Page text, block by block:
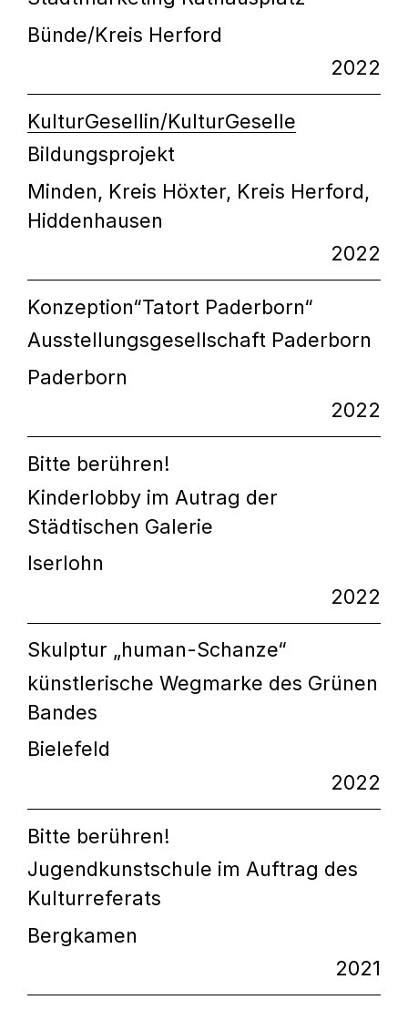
Bünde/Kreis Herford
2022
KulturGesellin/KulturGeselle
Bildungsprojekt
Minden, Kreis Höxter, Kreis Herford,
Hiddenhausen
2022
Konzeption“Tatort Paderborn“
Ausstellungsgesellschaft Paderborn
Paderborn
2022
Bitte berühren!
Kinderlobby im Autrag der
Städtischen Galerie
Iserlohn
2022
Skulptur „human-Schanze“
künstlerische Wegmarke des Grünen
Bandes
Bielefeld
2022
Bitte berühren!
Jugendkunstschule im Auftrag des
Kulturreferats
Bergkamen
2021